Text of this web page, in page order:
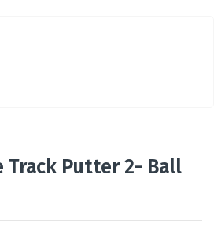
Track Putter 2- Ball